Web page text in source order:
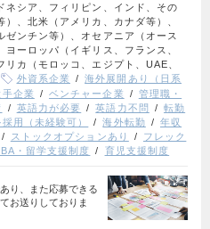
ネシア、フィリピン、インド、その
、北米（アメリカ、カナダ等）、
ンチン等）、オセアニア（オース
ーロッパ（イギリス、フランス、
カ（モロッコ、エジプト、UAE、
外資系企業
海外展開あり（日系
手企業 ベンチャー企業
管理職・
英語力が必要 英語力不問
転勤
用（未経験可） 海外転勤
年収
ストックオプションあり
フレック
・留学支援制度 育児支援制度
り、また応募できる
お送りしておりま